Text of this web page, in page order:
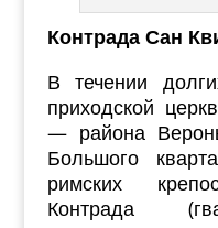
Контрада Сан
В течении
приходской
— района
Большого
римских
Контрада